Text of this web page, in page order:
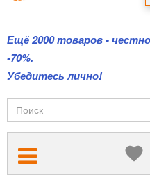
Ещё 2000 товаров -
-70%.
Убедитесь лично!